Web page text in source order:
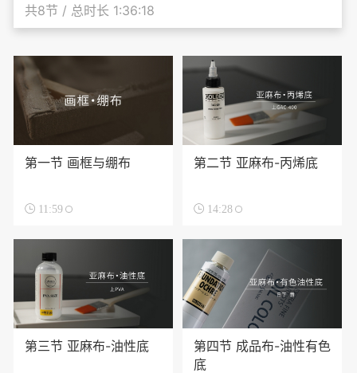
共8节 / 总时长 1:36:18
第一节 画框与绷布
 11:59
第二节 亚麻布-丙烯底
 14:28
第三节 亚麻布-油性底
第四节 成品布-油性有色
底